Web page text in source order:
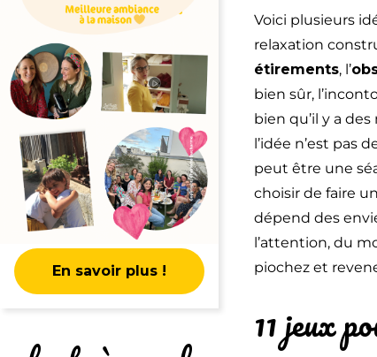
En savoir plus !
Voici plusieurs
relaxation
étirements, l’
bien sûr,
bien qu’il y a
l’idée n’est pas
peut être une
choisir de faire
dépend des
l’attention, du
piochez et
11 jeux